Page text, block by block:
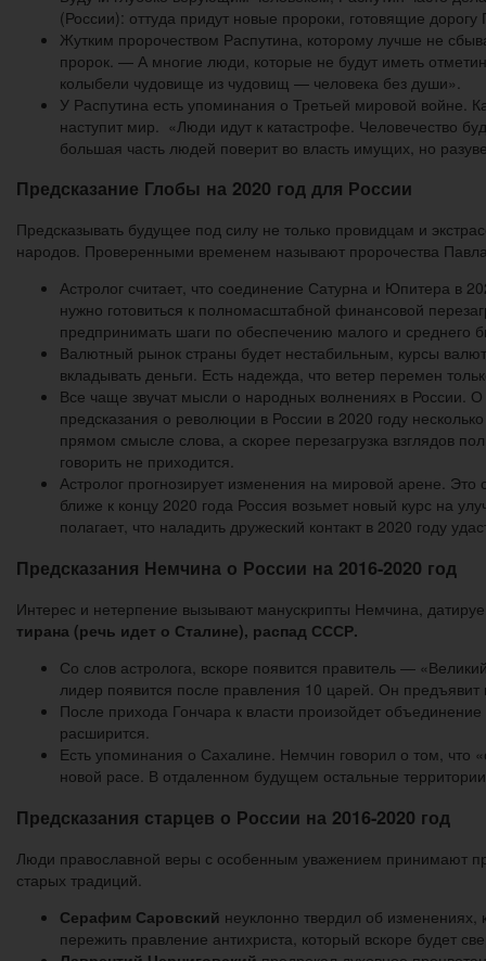
(России): оттуда придут новые пророки, готовящие дорогу
Жутким пророчеством Распутина, которому лучше не
пророк. — А многие люди, которые не будут иметь
колыбели чудовище из чудовищ — человека без души».
У Распутина есть упоминания о Третьей мировой войне.
наступит мир. «Люди идут к катастрофе. Человечество
большая часть людей поверит во власть имущих, но
Предсказание Глобы на 2020 год для России
Предсказывать будущее под силу не только провидцам и
народов. Проверенными временем называют пророчества
Астролог считает, что соединение Сатурна и Юпитера в
нужно готовиться к полномасштабной финансовой
предпринимать шаги по обеспечению малого и среднего
Валютный рынок страны будет нестабильным, курсы
вкладывать деньги. Есть надежда, что ветер перемен
Все чаще звучат мысли о народных волнениях в России.
предсказания о революции в России в 2020 году
прямом смысле слова, а скорее перезагрузка взглядов
говорить не приходится.
Астролог прогнозирует изменения на мировой арене.
ближе к концу 2020 года Россия возьмет новый курс на
полагает, что наладить дружеский контакт в 2020 году
Предсказания Немчина о России на 2016-2020 год
Интерес и нетерпение вызывают манускрипты Немчина,
тирана (речь идет о Сталине), распад СССР.
Со слов астролога, вскоре появится правитель ―
лидер появится после правления 10 царей. Он
После прихода Гончара к власти произойдет
расширится.
Есть упоминания о Сахалине. Немчин говорил о том, что
новой расе. В отдаленном будущем остальные территории
Предсказания старцев о России на 2016-2020 год
Люди православной веры с особенным уважением принимают
старых традиций.
Серафим Саровский неуклонно твердил об
пережить правление антихриста, который вскоре будет